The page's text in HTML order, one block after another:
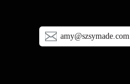
amy@szsymade.com